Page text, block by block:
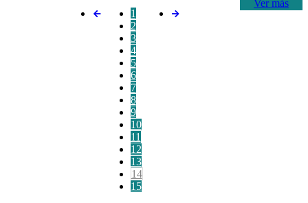
Ver más
1
2
3
4
5
6
7
8
9
10
11
12
13
14
15